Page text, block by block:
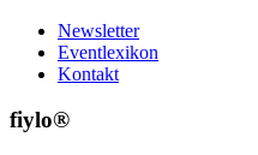
Newsletter
Eventlexikon
Kontakt
fiylo®